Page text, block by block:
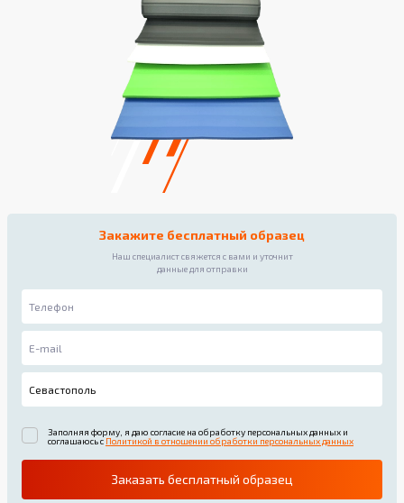
Закажите бесплатный образец
Наш специалист свяжется с вами и уточнит
данные для отправки
Заполняя форму, я даю согласие на обработку персональных данных и
соглашаюсь с Политикой в отношении обработки персональных данных
Заказать бесплатный образец